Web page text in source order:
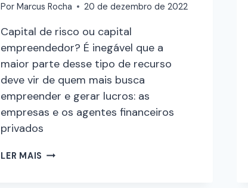
Por Marcus Rocha 20 de dezembro de 2022
Capital de risco ou capital
empreendedor? É inegável que a
maior parte desse tipo de recurso
deve vir de quem mais busca
empreender e gerar lucros: as
empresas e os agentes financeiros
privados
LER MAIS